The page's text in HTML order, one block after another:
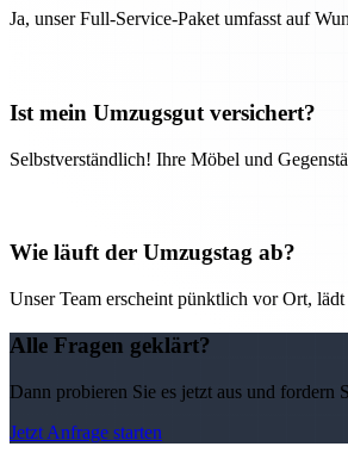
Ja, unser Full-Service-Paket umfasst auf
Ist mein Umzugsgut versichert?
Selbstverständlich! Ihre Möbel und
Wie läuft der Umzugstag ab?
Unser Team erscheint pünktlich vor Ort,
Alle Fragen geklärt?
Dann probieren Sie es jetzt aus und
Jetzt Anfrage starten